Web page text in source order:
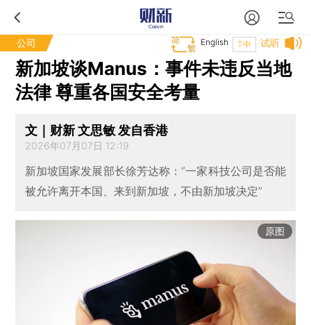
公司 试听
T中
English
新加坡谈Manus：事件未违反当地
法律 尊重各国安全考量
文｜财新 文思敏 发自香港
2026年07月07日 12:19
新加坡国家发展部长徐芳达称：“一家科技公司是否能
被允许离开本国、来到新加坡，不由新加坡决定”
原图